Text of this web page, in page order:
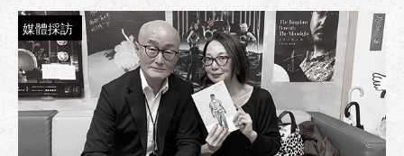
媒體採訪